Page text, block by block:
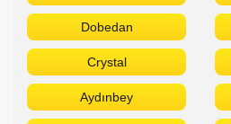
Dobedan
Crystal
Aydınbey